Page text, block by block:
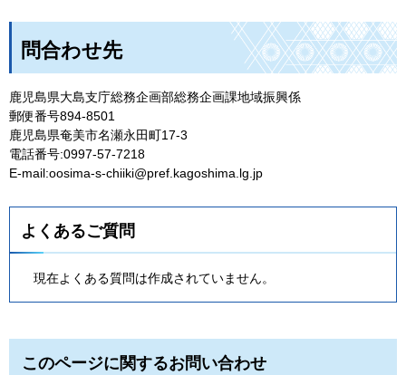
問合わせ先
鹿児島県大島支庁総務企画部総務企画課地域振興係
郵便番号894-8501
鹿児島県奄美市名瀬永田町17-3
電話番号:0997-57-7218
E-mail:oosima-s-chiiki@pref.kagoshima.lg.jp
よくあるご質問
現在よくある質問は作成されていません。
このページに関するお問い合わせ